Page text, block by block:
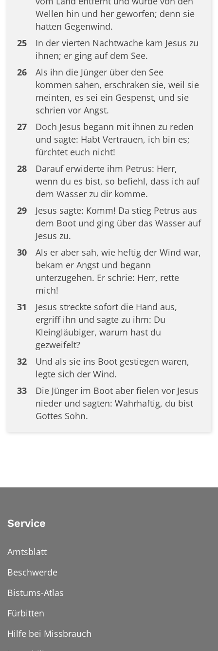
Wellen hin und her geworfen; denn sie
hatten Gegenwind.
25
In der vierten Nachtwache kam Jesus zu
ihnen; er ging auf dem See.
26
Als ihn die Jünger über den See
kommen sahen, erschraken sie, weil sie
meinten, es sei ein Gespenst, und sie
schrien vor Angst.
27
Doch Jesus begann mit ihnen zu reden
und sagte: Habt Vertrauen, ich bin es;
fürchtet euch nicht!
28
Darauf erwiderte ihm Petrus: Herr,
wenn du es bist, so befiehl, dass ich auf
dem Wasser zu dir komme.
29
Jesus sagte: Komm! Da stieg Petrus aus
dem Boot und ging über das Wasser auf
Jesus zu.
30
Als er aber sah, wie heftig der Wind war,
bekam er Angst und begann
unterzugehen. Er schrie: Herr, rette
mich!
31
Jesus streckte sofort die Hand aus,
ergriff ihn und sagte zu ihm: Du
Kleingläubiger, warum hast du
gezweifelt?
32
Und als sie ins Boot gestiegen waren,
legte sich der Wind.
33
Die Jünger im Boot aber fielen vor Jesus
nieder und sagten: Wahrhaftig, du bist
Gottes Sohn.
Service
Amtsblatt
Beschwerde
Bistums-Atlas
Fürbitten
Hilfe bei Missbrauch